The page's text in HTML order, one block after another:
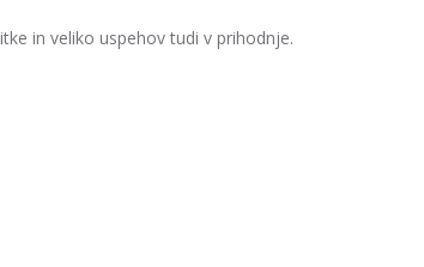
in veliko uspehov tudi v prihodnje.